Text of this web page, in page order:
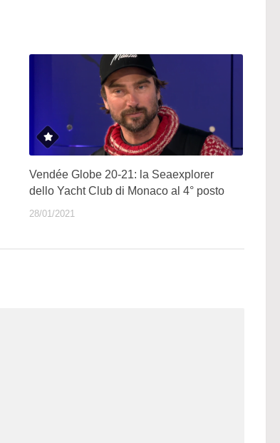
Vendée Globe 20-21: la Seaexplorer
dello Yacht Club di Monaco al 4° posto
28/01/2021